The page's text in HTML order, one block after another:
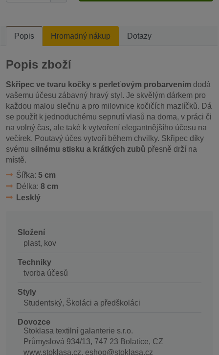
Popis Hromadný nákup Dotazy
Popis zboží
Skřipec ve tvaru kočky s perleťovým probarvením dodá
vašemu účesu zábavný hravý styl. Je skvělým dárkem pro
každou malou slečnu a pro milovnice kočičích mazlíčků. Dá
se použít k jednoduchému sepnutí vlasů na doma, v práci či
na volný čas, ale také k vytvoření elegantnějšího účesu na
večírek. Poutavý účes vytvoří během chvilky. Skřipec díky
svému silnému stisku a krátkých zubů přesně drží na
místě.
Šířka: 5 cm
Délka: 8 cm
Lesklý
Složení
plast, kov
Techniky
tvorba účesů
Styly
Studentský, Školáci a předškoláci
Dovozce
Stoklasa textilní galanterie s.r.o.
Průmyslová 934/13, 747 23 Bolatice, CZ
www.stoklasa.cz, eshop@stoklasa.cz